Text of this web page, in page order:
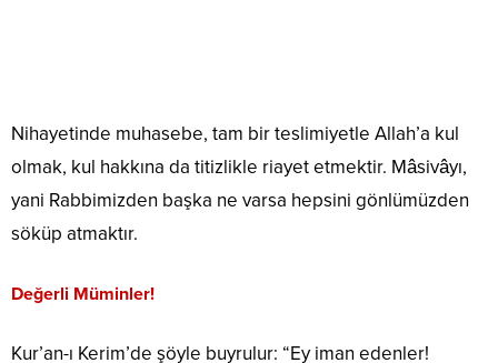
Nihayetinde muhasebe, tam bir teslimiyetle Allah’a kul
olmak, kul hakkına da titizlikle riayet etmektir. Mâsivâyı,
yani Rabbimizden başka ne varsa hepsini gönlümüzden
söküp atmaktır.
Değerli Müminler!
Kur’an-ı Kerim’de şöyle buyrulur: “Ey iman edenler!